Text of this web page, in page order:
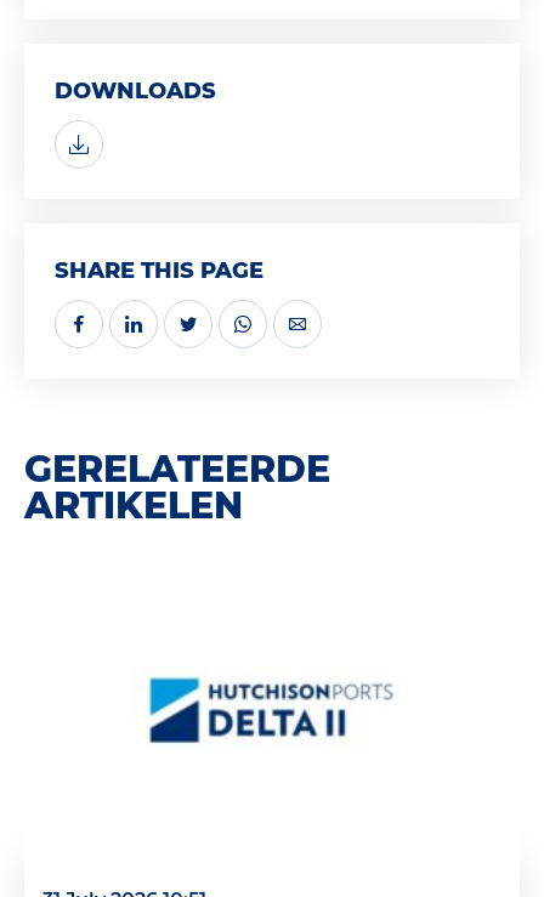
DOWNLOADS
SHARE THIS PAGE
GERELATEERDE
ARTIKELEN